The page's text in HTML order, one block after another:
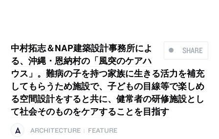
SHARE
中村拓志＆NAP建築設計事務所によ
る、沖縄・恩納村の「風突のケアハ
ウス」。難病の子を持つ家族に生きる活力を補充
してもらうため施設で、子どもの目線等で楽しめ
る空間設計をすると共に、健常者の研修施設とし
て社会そのものをケアすることを目指す
ARCHITECTURE FEATURE